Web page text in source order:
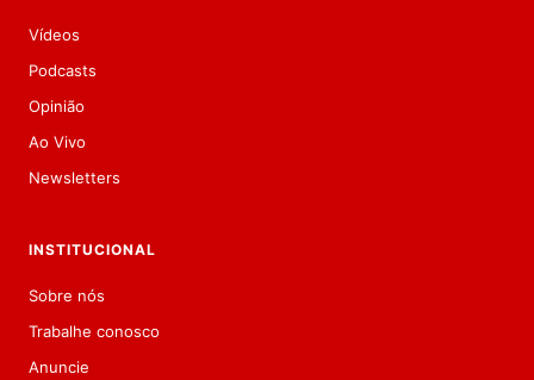
Vídeos
Podcasts
Opinião
Ao Vivo
Newsletters
INSTITUCIONAL
Sobre nós
Trabalhe conosco
Anuncie